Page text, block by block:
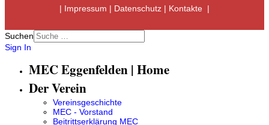
| Impressum | Datenschutz | Kontakte |
Suchen
Sign In
MEC Eggenfelden | Home
Der Verein
Vereinsgeschichte
MEC - Vorstand
Beitrittserklärung MEC